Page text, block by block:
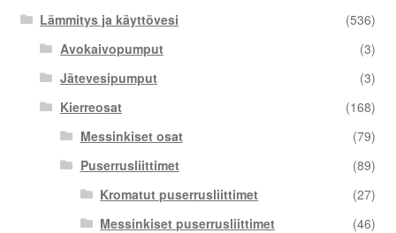
Lämmitys ja käyttövesi
(536)
Avokaivopumput
(3)
Jätevesipumput
(3)
Kierreosat
(168)
Messinkiset osat
(79)
Puserrusliittimet
(89)
Kromatut puserrusliittimet
(27)
Messinkiset puserrusliittimet
(46)